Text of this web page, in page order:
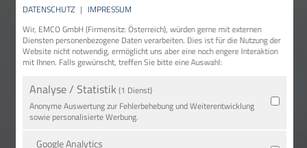
DATENSCHUTZ | IMPRESSUM
Wir, EMCO GmbH (Firmensitz: Österreich), würden gerne mit externen
Diensten personenbezogene Daten verarbeiten. Dies ist für die Nutzung der
Website nicht notwendig, ermöglicht uns aber eine noch engere Interaktion
mit Ihnen. Falls gewünscht, treffen Sie bitte eine Auswahl:
Analyse / Statistik (1 Dienst)
Anonyme Auswertung zur Fehlerbehebung und Weiterentwicklung
sowie personalisierte Werbung.
Google Analytics